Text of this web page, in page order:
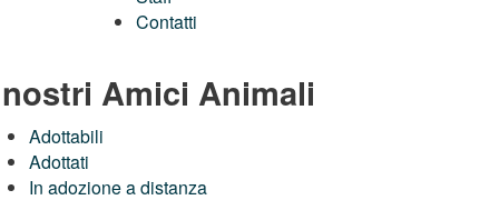
Contatti
Amici Animali
Adottabili
Adottati
In adozione a distanza